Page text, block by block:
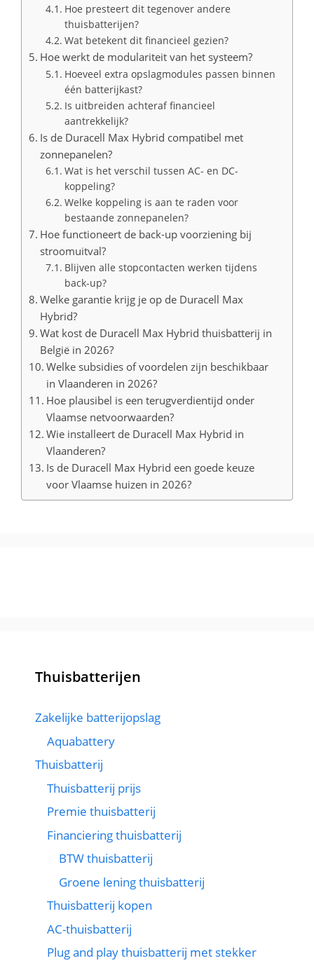
Hoe presteert dit tegenover andere
thuisbatterijen?
Wat betekent dit financieel gezien?
Hoe werkt de modulariteit van het systeem?
Hoeveel extra opslagmodules passen binnen
één batterijkast?
Is uitbreiden achteraf financieel
aantrekkelijk?
Is de Duracell Max Hybrid compatibel met
zonnepanelen?
Wat is het verschil tussen AC- en DC-
koppeling?
Welke koppeling is aan te raden voor
bestaande zonnepanelen?
Hoe functioneert de back-up voorziening bij
stroomuitval?
Blijven alle stopcontacten werken tijdens
back-up?
Welke garantie krijg je op de Duracell Max
Hybrid?
Wat kost de Duracell Max Hybrid thuisbatterij in
België in 2026?
Welke subsidies of voordelen zijn beschikbaar
in Vlaanderen in 2026?
Hoe plausibel is een terugverdientijd onder
Vlaamse netvoorwaarden?
Wie installeert de Duracell Max Hybrid in
Vlaanderen?
Is de Duracell Max Hybrid een goede keuze
voor Vlaamse huizen in 2026?
Thuisbatterijen
Zakelijke batterijopslag
Aquabattery
Thuisbatterij
Thuisbatterij prijs
Premie thuisbatterij
Financiering thuisbatterij
BTW thuisbatterij
Groene lening thuisbatterij
Thuisbatterij kopen
AC-thuisbatterij
Plug and play thuisbatterij met stekker